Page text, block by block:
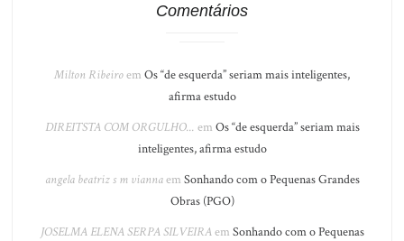
Comentários
Milton Ribeiroem Os “de esquerda” seriam mais inteligentes,
afirma estudo
DIREITSTA COM ORGULHO... em Os “de esquerda” seriam mais
inteligentes, afirma estudo
angela beatriz s m viannaem Sonhando com o Pequenas Grandes
Obras (PGO)
JOSELMA ELENA SERPA SILVEIRAem Sonhando com o Pequenas